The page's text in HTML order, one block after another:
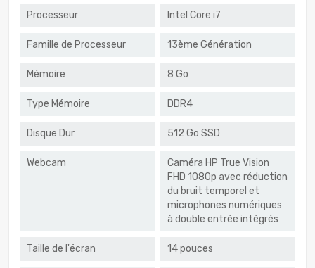
Processeur Intel Core i7
Famille de Processeur 13ème Génération
Mémoire 8 Go
Type Mémoire DDR4
Disque Dur 512 Go SSD
Webcam
Caméra HP True Vision
FHD 1080p avec réduction
du bruit temporel et
microphones numériques
à double entrée intégrés
Taille de l'écran 14 pouces